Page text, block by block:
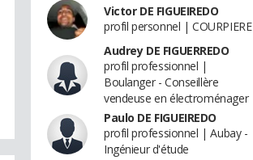
Victor DE FIGUEIREDO
profil personnel | COURPIERE
Audrey DE FIGUERREDO
profil professionnel |
Boulanger - Conseillère
vendeuse en électroménager
Paulo DE FIGUEIREDO
profil professionnel | Aubay -
Ingénieur d'étude